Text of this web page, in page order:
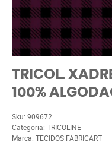
TRICOL.
100%
Sku: 909672
Categoria: TRICOLINE
Marca: TECIDOS FABRICART